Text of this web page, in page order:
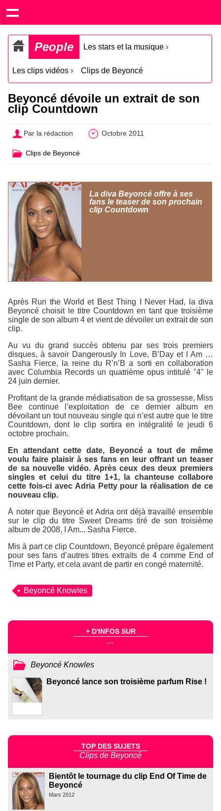
People Les stars et la musique ›
Les clips vidéos › Clips de Beyoncé
Beyoncé dévoile un extrait de son
clip Countdown
Par la rédaction Octobre 2011
Clips de Beyoncé
La diva Beyoncé offre à ses
fans le teaser de son prochain
clip Countdown
Après Run the World et Best Thing I Never Had, la diva
Beyoncé choisit le titre Countdown en tant que troisième
single de son album4 et vient de dévoiler un extrait de son
clip.
Au vu du grand succès obtenu par ses trois premiers
disques, à savoir Dangerously In Love, B’Dayet
I Am …
Sasha Fierce, la reine du R’n’B a sorti en collaboration
avec Columbia Records un quatrième opus intitulé "4" le
24 juin dernier.
Profitant de la grande médiatisation de sa grossesse, Miss
Bee continue l’exploitation de ce dernier album en
dévoilant un tout nouveau single qui n’est autre que le titre
Countdown, dont le clip sortira en intégralité le jeudi 6
octobre prochain.
En attendant cette date, Beyoncé a tout de même
voulu faire plaisir à ses fans en leur offrant un teaser
de sa nouvelle vidéo. Après ceux des deux premiers
singles et celui du titre 1+1, la chanteuse collabore
cette fois-ci avec Adria Petty pour la réalisation de ce
nouveau clip.
À noter que Beyoncé et Adria ont déjà travaillé ensemble
sur le clip du titre Sweet Dreams tiré de son troisième
album de 2008,
I Am... Sasha Fierce.
Mis à part ce clipCountdown, Beyoncé prépare également
pour ses fans d’autres titres extraits de4 comme End of
Time et Party, et cela avant de partir en congé maternité.
Beyoncé Knowles
+ D'INFOS SUR
...
Beyoncé Knowles
Beyoncé lance son troisième parfum Rise !
TOP DES SUJETS
Clips de Beyoncé
Bientôt le tournage du clip End Of Time de
Beyoncé
Mars 2012